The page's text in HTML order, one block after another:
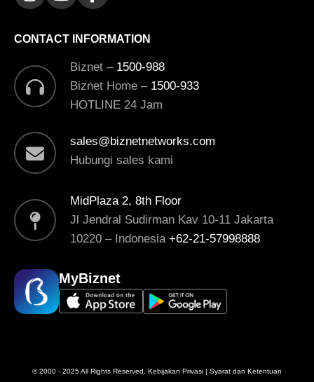
CONTACT INFORMATION
Biznet – 1500-988
Biznet Home – 1500-933
HOTLINE 24 Jam
sales@biznetnetworks.com
Hubungi sales kami
MidPlaza 2, 8th Floor
Jl Jendral Sudirman Kav 10-11 Jakarta
10220 – Indonesia+62-21-57998888
MyBiznet
© 2000 - 2025 All Rights Reserved. Kebijakan Privasi | Syarat dan Ketentuan